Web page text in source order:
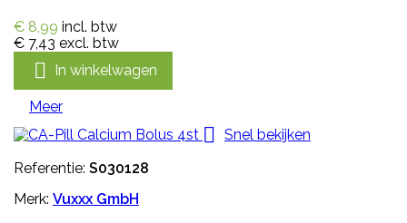
€ 8,99 incl. btw
€ 7,43 excl. btw
 In winkelwagen
Meer

Snel bekijken
Referentie: S030128
Merk: Vuxxx GmbH